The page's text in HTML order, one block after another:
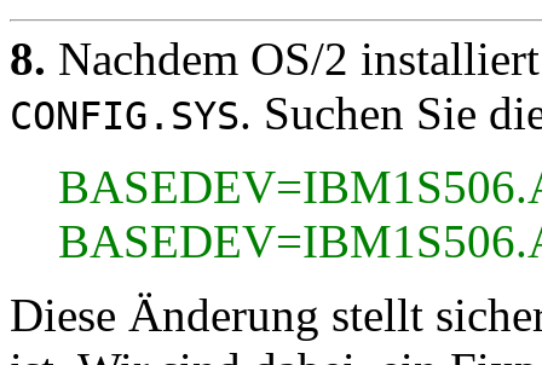
8. Nachdem OS/2
CONFIG.SYS. Suchen Sie
Diese Änderung stellt